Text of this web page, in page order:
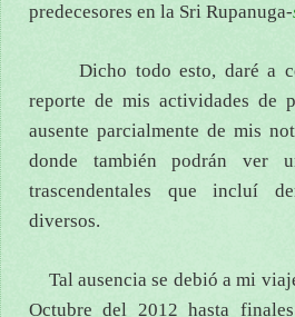
predecesores en la Sri Rupanuga-
Dicho todo esto, daré a
reporte de mis actividades de
ausente parcialmente de mis
donde también podrán ver
trascendentales que incluí
diversos.
Tal ausencia se debió a mi
Octubre del 2012 hasta